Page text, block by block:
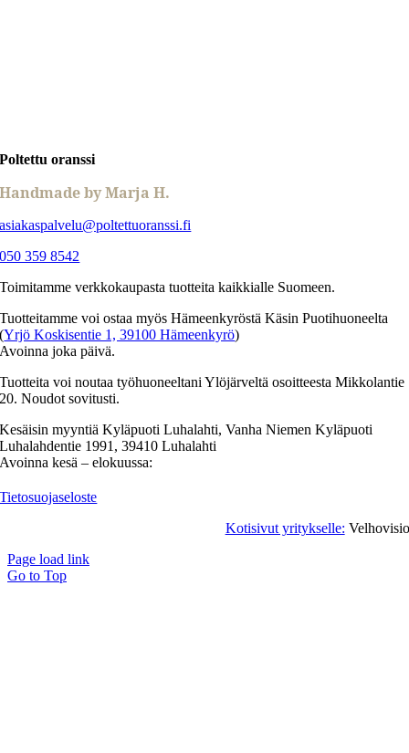
Poltettu oranssi
Handmade by Marja H.
asiakaspalvelu@poltettuoranssi.fi
050 359 8542
Toimitamme verkkokaupasta tuotteita kaikkialle Suomeen.
Tuotteitamme voi ostaa myös Hämeenkyröstä Käsin Puotihuoneelta
(Yrjö Koskisentie 1, 39100 Hämeenkyrö)
Avoinna joka päivä.
Tuotteita voi noutaa työhuoneeltani Ylöjärveltä osoitteesta Mikkolantie
20. Noudot sovitusti.
Kesäisin myyntiä Kyläpuoti Luhalahti, Vanha Niemen Kyläpuoti
Luhalahdentie 1991, 39410 Luhalahti
Avoinna kesä – elokuussa:
Tietosuojaseloste
Kotisivut yritykselle: Velhovisio
Page load link
Go to Top